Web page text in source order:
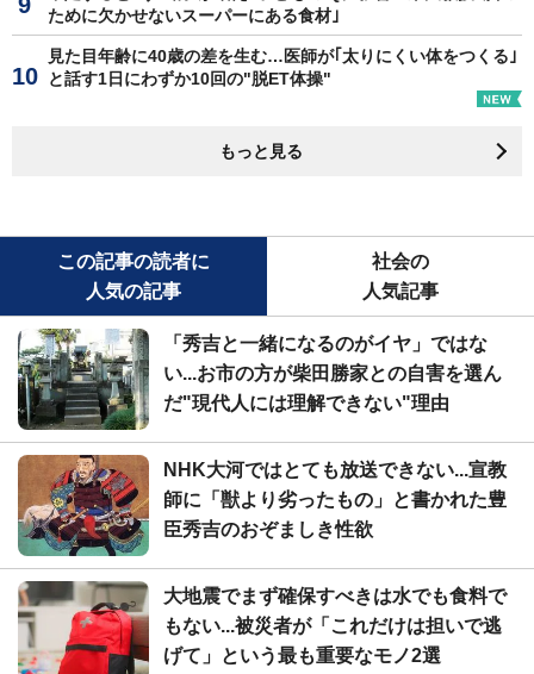
ために欠かせないスーパーにある食材｣
見た目年齢に40歳の差を生む…医師が｢太りにくい体をつくる｣
と話す1日にわずか10回の"脱ET体操"
もっと見る
この記事の読者に
人気の記事
社会の
人気記事
「秀吉と一緒になるのがイヤ」ではな
い...お市の方が柴田勝家との自害を選ん
だ"現代人には理解できない"理由
NHK大河ではとても放送できない...宣教
師に「獣より劣ったもの」と書かれた豊
臣秀吉のおぞましき性欲
大地震でまず確保すべきは水でも食料で
もない...被災者が「これだけは担いで逃
げて」という最も重要なモノ2選